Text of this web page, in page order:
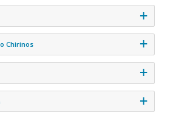
Chirinos